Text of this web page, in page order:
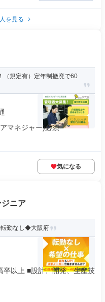
を見る
（規定有）定年制撤廃で60
マネジャー)必須
気になる
ニア
勤なし◆大阪府
卒以上 ■設計、開発、生産技